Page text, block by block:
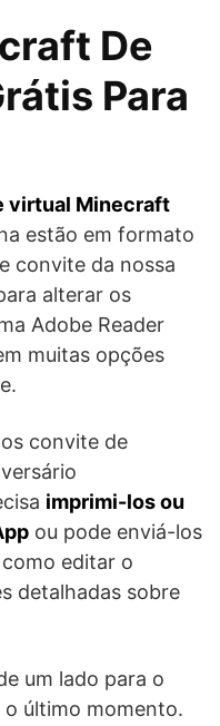
De
Para
virtual Minecraft
estão em formato
convite da nossa
alterar os
Adobe Reader
muitas opções
convite de
imprimi-los ou
ou pode enviá-los
editar o
detalhadas sobre
um lado para o
último momento.